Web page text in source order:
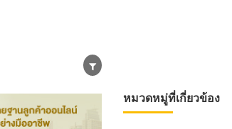
หมวดหมู่ที่เกี่ยวข้อง